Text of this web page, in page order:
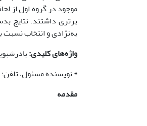
موجود در گروه اول از
برتری داشتند. نتایج
به‌نژادی و انتخاب
واژه‌های کلیدی:
* نویسنده مسئول، تلفن: 09133642046، پست‌الکترونیکی: maryamsalamaty@gmail.com
مقدمه